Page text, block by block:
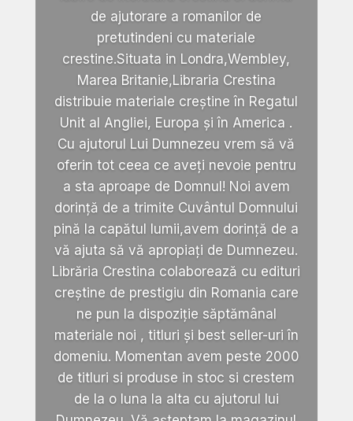
de ajutorare a romanilor de
pretutindeni cu materiale
crestine.Situata in Londra,Wembley,
Marea Britanie,Libraria Crestina
distribuie materiale creștine în Regatul
Unit al Angliei, Europa și în America .
Cu ajutorul Lui Dumnezeu vrem să vă
oferin tot ceea ce aveți nevoie pentru
a sta aproape de Domnul! Noi avem
dorință de a trimite Cuvântul Domnului
pină la capătul lumii,avem dorință de a
vă ajuta să vă apropiați de Dumnezeu.
Librăria Crestina colaborează cu edituri
creștine de prestigiu din Romania care
ne pun la dispoziție săptămânal
materiale noi , titluri și best seller-uri în
domeniu. Momentan avem peste 2000
de titluri si produse in stoc si crestem
de la o luna la alta cu ajutorul lui